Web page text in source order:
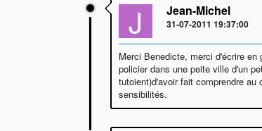
J Jean-Michel
31-07-2011 19:37:00
Merci Benedicte, merci d'écrire
policier dans une peite ville d'un
tutoient)d'avoir fait comprendre
sensibilités.